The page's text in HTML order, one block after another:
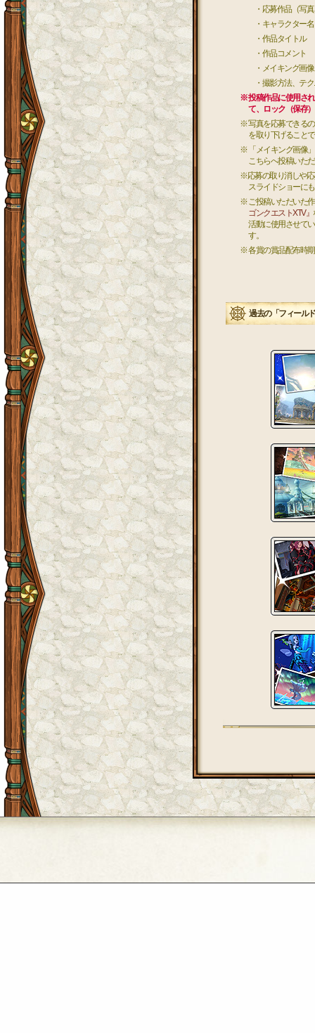
・応募作品（写真
・キャラクター名
・作品タイトル
・作品コメント
・メイキング画像
・撮影方法、テク
※ 投稿作品に使用さ
て、ロック（保存
※ 写真を応募できる
を取り下げること
※ 「メイキング画像
こちらへ投稿いた
※応募の取り消しや応
スライドショーに
※ ご投稿いただいた
ゴンクエストXTV』
活動に使用させて
す。
※ 各賞の賞品配布時
過去の「フィール